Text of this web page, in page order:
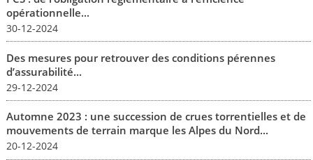
opérationnelle...
30-12-2024
Des mesures pour retrouver des conditions pérennes
d’assurabilité...
29-12-2024
Automne 2023 : une succession de crues torrentielles et de
mouvements de terrain marque les Alpes du Nord...
20-12-2024